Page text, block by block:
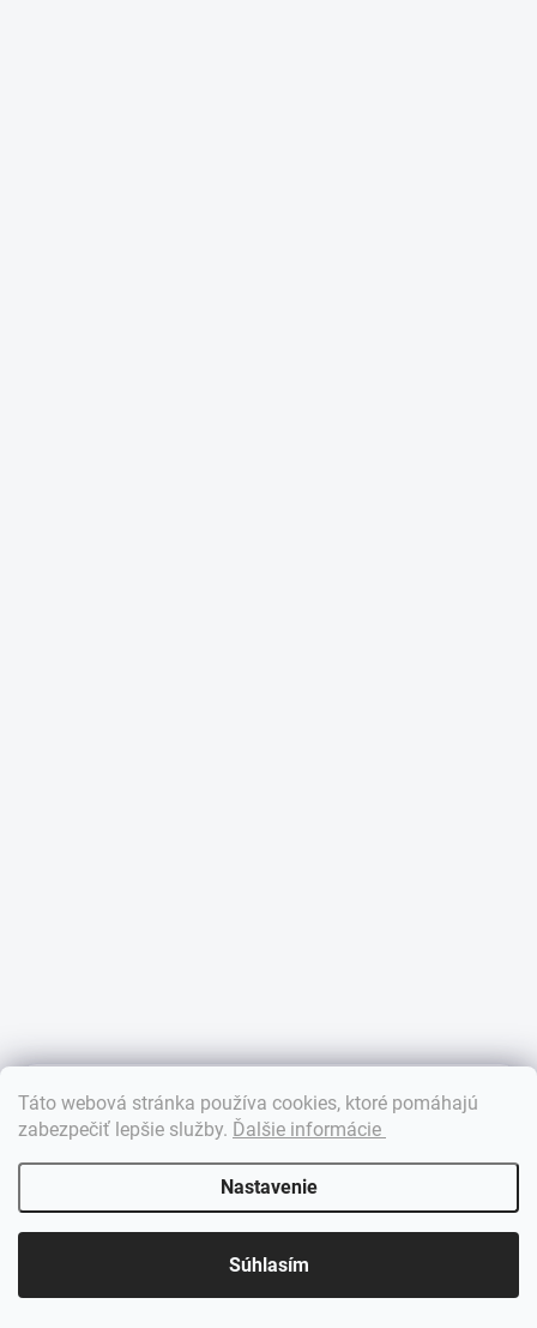
Táto webová stránka používa cookies, ktoré pomáhajú
zabezpečiť lepšie služby. Ďalšie informácie
Nastavenie
Súhlasím
Dobrý deň! 👋 Pomôžem vám nájsť správny diel. Napíšte mi.